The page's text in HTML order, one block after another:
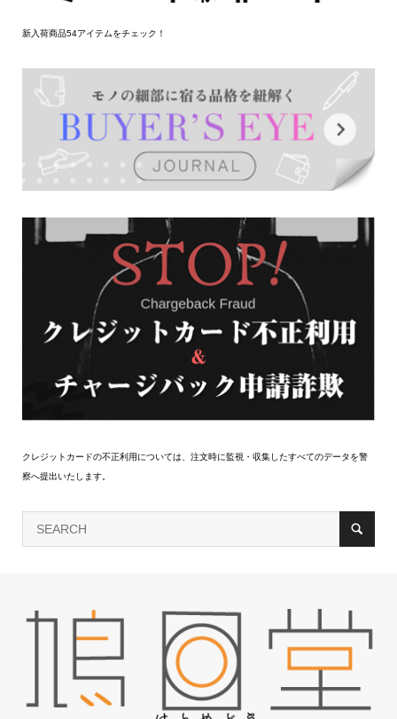
新入荷商品54アイテムをチェック！
クレジットカードの不正利用については、注文時に監視・収集したすべてのデータを警
察へ提出いたします。